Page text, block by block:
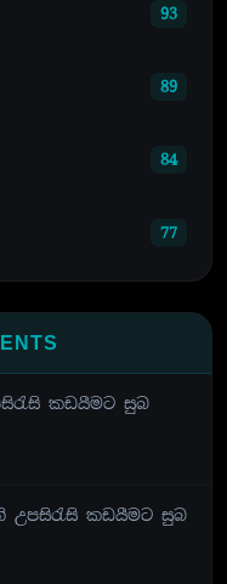
93
89
84
77
කඩයීමට සුබ
උපසිරැසි කඩයීමට සුබ